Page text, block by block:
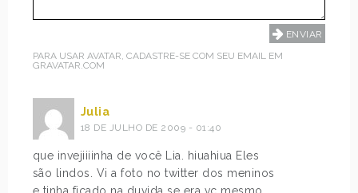
PARA USAR AVATAR, CADASTRE-SE COM SEU EMAIL EM
GRAVATAR.COM
Julia
18 DE JULHO DE 2009 - 01:40
que invejiiiinha de você Lia. hiuahiua Eles
são lindos. Vi a foto no twitter dos meninos